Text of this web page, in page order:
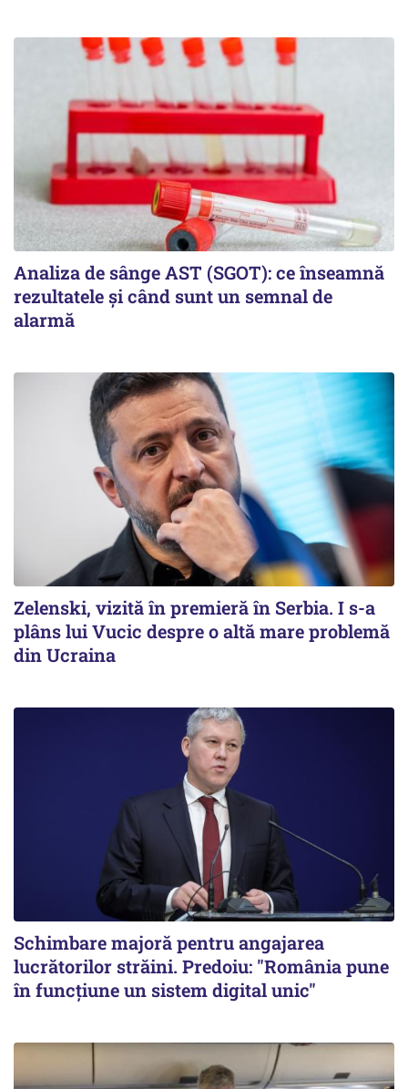
Analiza de sânge AST (SGOT): ce înseamnă
rezultatele și când sunt un semnal de
alarmă
Zelenski, vizită în premieră în Serbia. I s-a
plâns lui Vucic despre o altă mare problemă
din Ucraina
Schimbare majoră pentru angajarea
lucrătorilor străini. Predoiu: "România pune
în funcțiune un sistem digital unic"